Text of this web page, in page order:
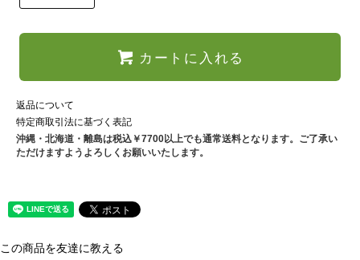
カートに入れる
返品について
特定商取引法に基づく表記
沖縄・北海道・離島は税込￥7700以上でも通常送料となります。ご了承い
ただけますようよろしくお願いいたします。
この商品を友達に教える